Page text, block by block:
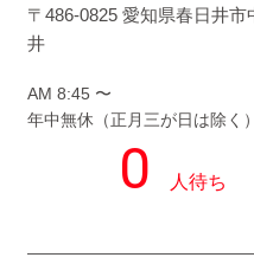
〒486-0825 愛知県春日井
井
AM 8:45 〜
年中無休（正月三が日は除く）